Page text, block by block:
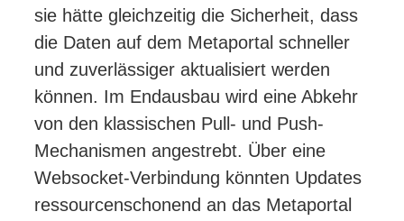
sie hätte gleichzeitig die Sicherheit, dass
die Daten auf dem Metaportal schneller
und zuverlässiger aktualisiert werden
können. Im Endausbau wird eine Abkehr
von den klassischen Pull- und Push-
Mechanismen angestrebt. Über eine
Websocket-Verbindung könnten Updates
ressourcenschonend an das Metaportal